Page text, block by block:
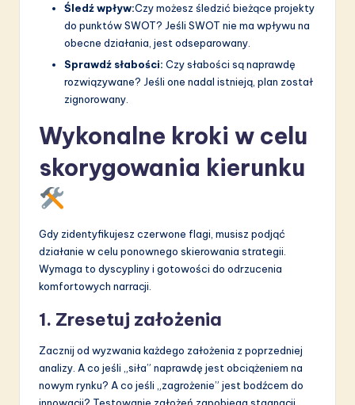
Śledź wpływ:Czy możesz śledzić bieżące projekty
do punktów SWOT? Jeśli SWOT nie ma wpływu na
obecne działania, jest odseparowany.
Sprawdź słabości: Czy słabości są naprawdę
rozwiązywane? Jeśli one nadal istnieją, plan został
zignorowany.
Wykonalne kroki w celu
skorygowania kierunku
Gdy zidentyfikujesz czerwone flagi, musisz podjąć
działanie w celu ponownego skierowania strategii.
Wymaga to dyscypliny i gotowości do odrzucenia
komfortowych narracji.
1. Zresetuj założenia
Zacznij od wyzwania każdego założenia z poprzedniej
analizy. A co jeśli „siła” naprawdę jest obciążeniem na
nowym rynku? A co jeśli „zagrożenie” jest bodźcem do
innowacji? Testowanie założeń zapobiega stagnacji.